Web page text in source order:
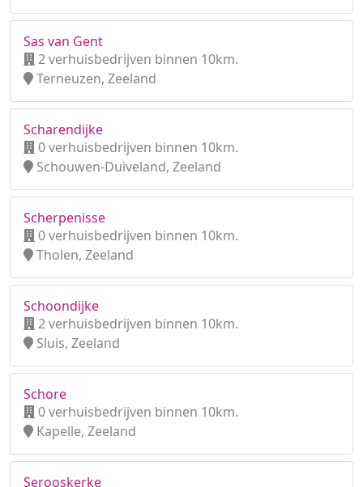
Sas van Gent
2 verhuisbedrijven binnen 10km.
Terneuzen, Zeeland
Scharendijke
0 verhuisbedrijven binnen 10km.
Schouwen-Duiveland, Zeeland
Scherpenisse
0 verhuisbedrijven binnen 10km.
Tholen, Zeeland
Schoondijke
2 verhuisbedrijven binnen 10km.
Sluis, Zeeland
Schore
0 verhuisbedrijven binnen 10km.
Kapelle, Zeeland
Serooskerke